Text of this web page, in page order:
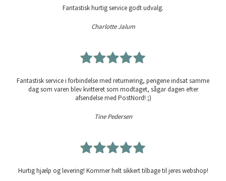
Fantastisk hurtig service godt udvalg.
Charlotte Jalum
Fantastisk service i forbindelse med returnering, pengene indsat samme
dag som varen blev kvitteret som modtaget, sågar dagen efter
afsendelse med PostNord! ;)
Tine Pedersen
Hurtig hjælp og levering! Kommer helt sikkert tilbage til jeres webshop!